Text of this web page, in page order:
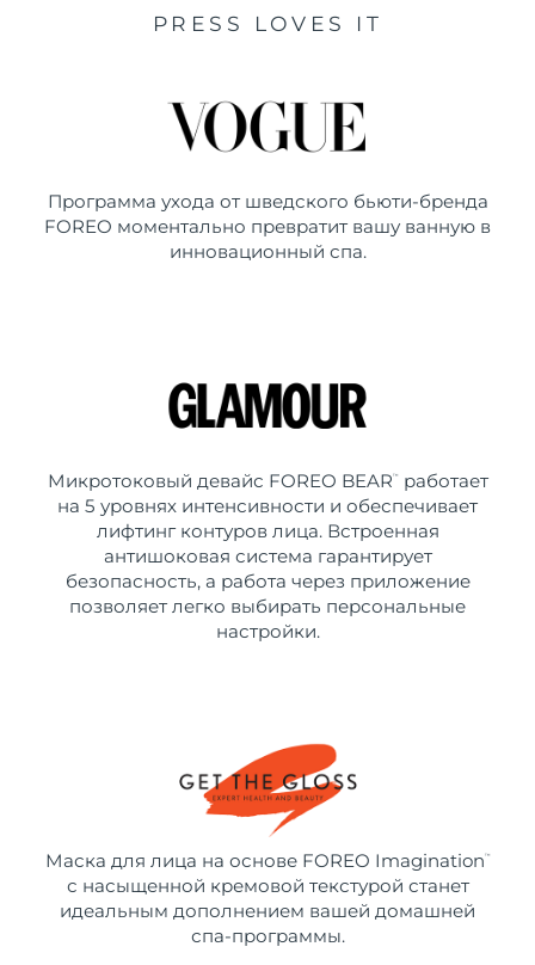
PRESS LOVES IT
Программа ухода от шведского бьюти-бренда
FOREO моментально превратит вашу ванную в
инновационный спа.
Микротоковый девайс FOREO BEAR ™
работает
на 5 уровнях интенсивности и обеспечивает
лифтинг контуров лица. Встроенная
антишоковая система гарантирует
безопасность, а работа через приложение
позволяет легко выбирать персональные
настройки.
Маска для лица на основе FOREO Imagination ™
с насыщенной кремовой текстурой станет
идеальным дополнением вашей домашней
спа-программы.